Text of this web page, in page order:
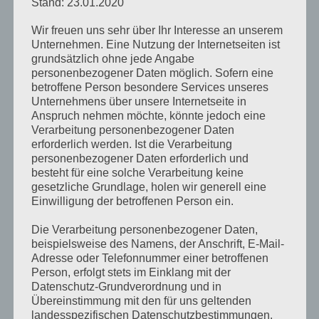
Wir freuen uns sehr über Ihr Interesse an unserem
Unternehmen. Eine Nutzung der Internetseiten ist
grundsätzlich ohne jede Angabe
personenbezogener Daten möglich. Sofern eine
betroffene Person besondere Services unseres
Unternehmens über unsere Internetseite in
Anspruch nehmen möchte, könnte jedoch eine
Verarbeitung personenbezogener Daten
erforderlich werden. Ist die Verarbeitung
personenbezogener Daten erforderlich und
besteht für eine solche Verarbeitung keine
gesetzliche Grundlage, holen wir generell eine
Einwilligung der betroffenen Person ein.
Die Verarbeitung personenbezogener Daten,
beispielsweise des Namens, der Anschrift, E-Mail-
Adresse oder Telefonnummer einer betroffenen
Person, erfolgt stets im Einklang mit der
Datenschutz-Grundverordnung und in
Übereinstimmung mit den für uns geltenden
landesspezifischen Datenschutzbestimmungen.